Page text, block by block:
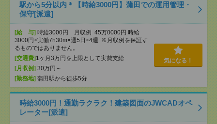
駅から5分以内＊【時給3000円】蒲田での運用管理・
保守[派遣]
[給 与] 時給3000円 月収例 45万0000円 時給
3000円×実働7h30m×週5日×4週 ※月収例を保証す
るものではありません。
[交通費] 1ヶ月3万円を上限として実費支給
[月収例] 30万円～
[勤務地] 蒲田駅から徒歩5分
気になる！
時給3000円！通勤ラクラク！建築図面のJWCADオペ
レーター[派遣]